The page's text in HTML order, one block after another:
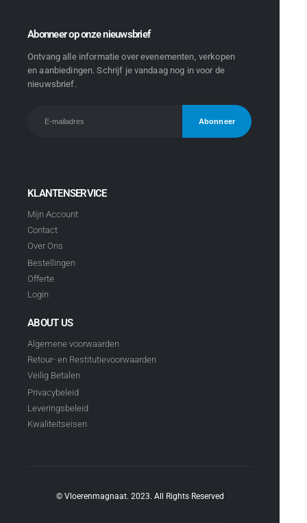
Abonneer op onze nieuwsbrief
Ontvang alle informatie over evenementen, verkopen
en aanbiedingen. Schrijf je vandaag nog in voor de
nieuwsbrief.
KLANTENSERVICE
Mijn Account
Contact
Over Ons
Bestellingen
Offerte
Login
ABOUT US
Algemene voorwaarden
Retour- en Restitutievoorwaarden
Veilig Betalen
Privacybeleid
Leveringsbeleid
Kwaliteitseisen
© Vloerenmagnaat. 2023. All Rights Reserved